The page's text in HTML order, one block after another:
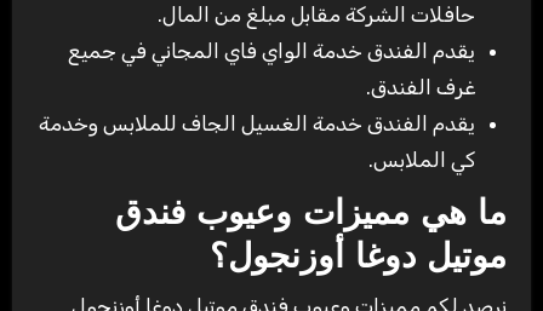
حافلات الشركة مقابل مبلغ من المال.
يقدم الفندق خدمة الواي فاي المجاني في جميع
غرف الفندق.
يقدم الفندق خدمة الغسيل الجاف للملابس وخدمة
كي الملابس.
ما هي مميزات وعيوب فندق
موتيل دوغا أوزنجول؟